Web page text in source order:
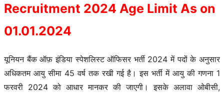
Recruitment 2024 Age Limit As on
01.01.2024
यूनियन बैंक ऑफ़ इंडिया स्पेशलिस्ट ऑफिसर भर्ती 2024 में पदों के अनुसार
अधिकतम आयु सीमा 45 वर्ष तक रखी गई है। इस भर्ती में आयु की गणना 1
फरवरी 2024 को आधार मानकर की जाएगी। इसके अलावा ओबीसी,